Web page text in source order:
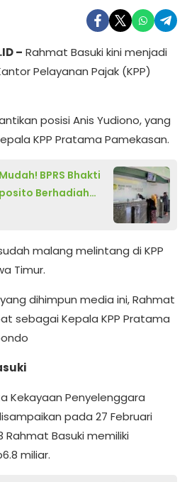
– Rahmat Basuki kini menjadi
Pelayanan Pajak (KPP)
posisi Anis Yudiono, yang
KPP Pratama Pamekasan.
BPRS Bhakti
Berhadiah
malang melintang di KPP
Timur.
dihimpun media ini, Rahmat
sebagai Kepala KPP Pratama
Kekayaan Penyelenggara
pada 27 Februari
Rahmat Basuki memiliki
miliar.